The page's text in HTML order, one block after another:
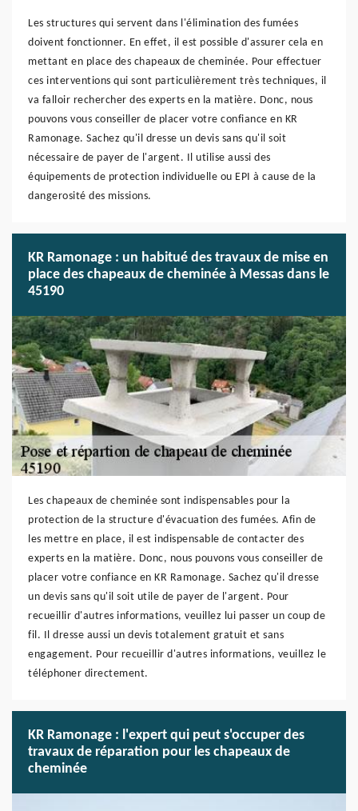
Les structures qui servent dans l'élimination des fumées
doivent fonctionner. En effet, il est possible d'assurer cela en
mettant en place des chapeaux de cheminée. Pour effectuer
ces interventions qui sont particulièrement très techniques, il
va falloir rechercher des experts en la matière. Donc, nous
pouvons vous conseiller de placer votre confiance en KR
Ramonage. Sachez qu'il dresse un devis sans qu'il soit
nécessaire de payer de l'argent. Il utilise aussi des
équipements de protection individuelle ou EPI à cause de la
dangerosité des missions.
KR Ramonage : un habitué des travaux de mise en
place des chapeaux de cheminée à Messas dans le
45190
Les chapeaux de cheminée sont indispensables pour la
protection de la structure d'évacuation des fumées. Afin de
les mettre en place, il est indispensable de contacter des
experts en la matière. Donc, nous pouvons vous conseiller de
placer votre confiance en KR Ramonage. Sachez qu'il dresse
un devis sans qu'il soit utile de payer de l'argent. Pour
recueillir d'autres informations, veuillez lui passer un coup de
fil. Il dresse aussi un devis totalement gratuit et sans
engagement. Pour recueillir d'autres informations, veuillez le
téléphoner directement.
KR Ramonage : l'expert qui peut s'occuper des
travaux de réparation pour les chapeaux de
cheminée